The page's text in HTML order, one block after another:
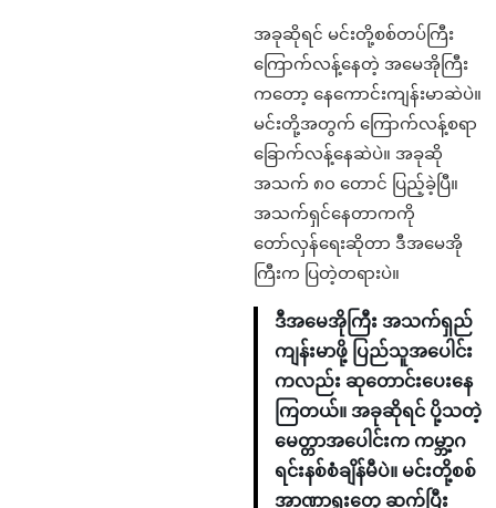
အခုဆိုရင် မင်းတို့စစ်တပ်ကြီး
ကြောက်လန့်နေတဲ့ အမေအိုကြီး
ကတော့ နေကောင်းကျန်းမာဆဲပဲ။
မင်းတို့အတွက် ကြောက်လန့်စရာ
ခြောက်လန့်နေဆဲပဲ။ အခုဆို
အသက် ၈၀ တောင် ပြည့်ခဲ့ပြီ။
အသက်ရှင်နေတာကကို
တော်လှန်ရေးဆိုတာ ဒီအမေအို
ကြီးက ပြတဲ့တရားပဲ။
ဒီအမေအိုကြီး အသက်ရှည်
ကျန်းမာဖို့ ပြည်သူအပေါင်း
ကလည်း ဆုတောင်းပေးနေ
ကြတယ်။ အခုဆိုရင် ပို့သတဲ့
မေတ္တာအပေါင်းက ကမ္ဘာ့ဂ
ရင်းနစ်စံချိန်မီပဲ။ မင်းတို့စစ်
အာဏာရူးတွေ ဆက်ပြီး